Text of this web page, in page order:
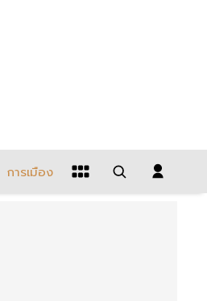
การเมือง